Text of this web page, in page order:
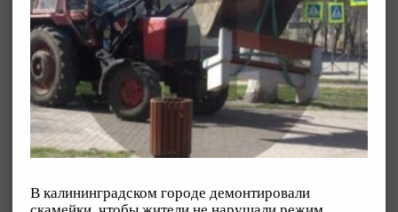
В калининградском городе демонтировали